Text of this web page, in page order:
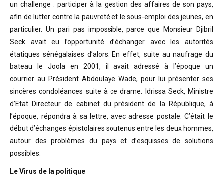
un challenge : participer à la gestion des affaires de son pays,
afin de lutter contre la pauvreté et le sous-emploi des jeunes, en
particulier. Un pari pas impossible, parce que Monsieur Djibril
Seck avait eu l’opportunité d’échanger avec les autorités
étatiques sénégalaises d’alors. En effet, suite au naufrage du
bateau le Joola en 2001, il avait adressé à l’époque un
courrier au Président Abdoulaye Wade, pour lui présenter ses
sincères condoléances suite à ce drame. Idrissa Seck, Ministre
d’Etat Directeur de cabinet du président de
la République, à
l’époque, répondra à sa lettre, avec adresse postale. C’était le
début d’échanges épistolaires soutenus entre les deux hommes,
autour des problèmes du pays et d’esquisses de solutions
possibles.
Le Virus de la politique